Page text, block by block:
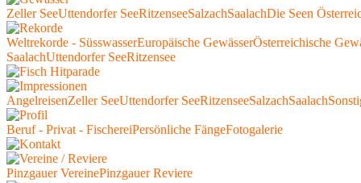
Zeller SeeUttendorfer SeeRitzenseeSalzachSaalachDie Seen
Weltrekorde - SüsswasserEuropäische GewässerÖsterreichische
SaalachUttendorfer SeeRitzensee
AngelreisenZeller SeeUttendorfer SeeRitzenseeSalzachSaalach
Beruf - Privat - FischereiPersönliche FängeFotogalerie
Pinzgauer VereinePinzgauer Reviere